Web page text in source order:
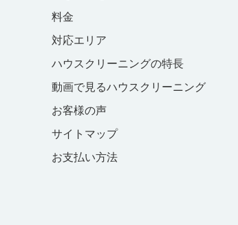
料金
対応エリア
ハウスクリーニングの特長
動画で見るハウスクリーニング
お客様の声
サイトマップ
お支払い方法